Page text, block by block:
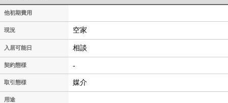
他初期費用
現況 空家
入居可能日 相談
契約態様 -
取引態様 媒介
用途